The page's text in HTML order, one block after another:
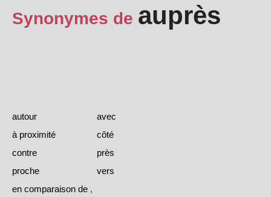
Synonymes de auprès
autour
avec
à proximité
côté
contre
près
proche
vers
en comparaison de ,